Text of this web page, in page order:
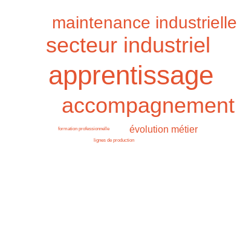
apprentissage
accompagnement
secteur industriel
maintenance industrielle
évolution métier
formation professionnelle
lignes de production